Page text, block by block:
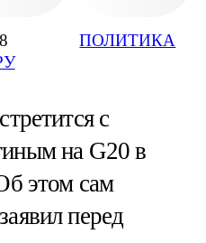
ПОЛИТИКА
с
на G20 в
этом сам
перед